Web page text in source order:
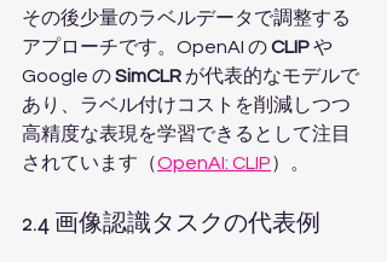
その後少量のラベルデータで調整する
アプローチです。OpenAI の CLIP や
Google の SimCLR が代表的なモデルで
あり、ラベル付けコストを削減しつつ
高精度な表現を学習できるとして注目
されています（OpenAI: CLIP）。
2.4 画像認識タスクの代表例